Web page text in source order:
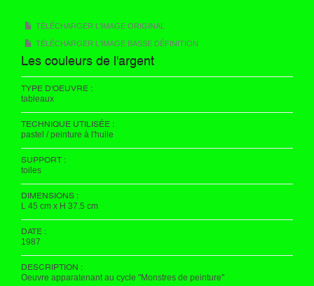
TÉLÉCHARGER L'IMAGE ORIGINAL
TÉLÉCHARGER L'IMAGE BASSE DÉFINITION
Les couleurs de l'argent
TYPE D'OEUVRE :
tableaux
TECHNIQUE UTILISÉE :
pastel / peinture à l'huile
SUPPORT :
toiles
DIMENSIONS :
L 45 cm x H 37.5 cm
DATE :
1987
DESCRIPTION :
Oeuvre apparatenant au cycle "Monstres de peinture"